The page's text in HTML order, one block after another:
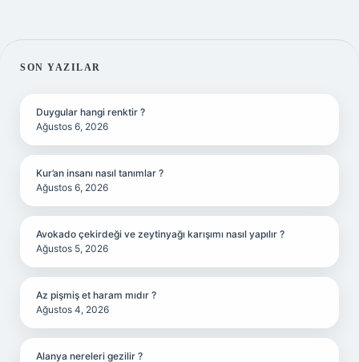
SIDEBAR
SON YAZILAR
Duygular hangi renktir ?
Ağustos 6, 2026
Kur’an insanı nasıl tanımlar ?
Ağustos 6, 2026
Avokado çekirdeği ve zeytinyağı karışımı nasıl yapılır ?
Ağustos 5, 2026
Az pişmiş et haram mıdır ?
Ağustos 4, 2026
Alanya nereleri gezilir ?